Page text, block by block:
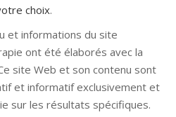
choix.
et informations du site
ont été élaborés avec la
site Web et son contenu sont
et informatif exclusivement et
sur les résultats spécifiques.